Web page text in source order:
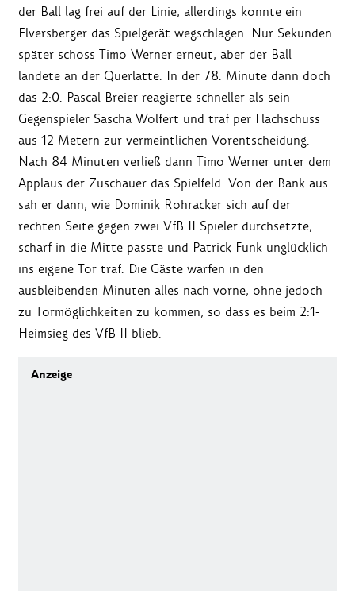
der Ball lag frei auf der Linie, allerdings konnte ein
Elversberger das Spielgerät wegschlagen. Nur Sekunden
später schoss Timo Werner erneut, aber der Ball
landete an der Querlatte. In der 78. Minute dann doch
das 2:0. Pascal Breier reagierte schneller als sein
Gegenspieler Sascha Wolfert und traf per Flachschuss
aus 12 Metern zur vermeintlichen Vorentscheidung.
Nach 84 Minuten verließ dann Timo Werner unter dem
Applaus der Zuschauer das Spielfeld. Von der Bank aus
sah er dann, wie Dominik Rohracker sich auf der
rechten Seite gegen zwei VfB II Spieler durchsetzte,
scharf in die Mitte passte und Patrick Funk unglücklich
ins eigene Tor traf. Die Gäste warfen in den
ausbleibenden Minuten alles nach vorne, ohne jedoch
zu Tormöglichkeiten zu kommen, so dass es beim 2:1-
Heimsieg des VfB II blieb.